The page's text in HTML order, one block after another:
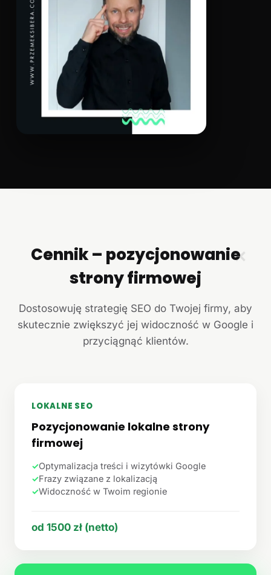
✕
Cennik – pozycjonowanie
strony firmowej
Dostosowuję strategię SEO do Twojej firmy, aby
skutecznie zwiększyć jej widoczność w Google i
przyciągnąć klientów.
LOKALNE SEO
Pozycjonowanie lokalne strony
firmowej
✓Optymalizacja treści i wizytówki Google
✓Frazy związane z lokalizacją
✓Widoczność w Twoim regionie
od 1500 zł (netto)